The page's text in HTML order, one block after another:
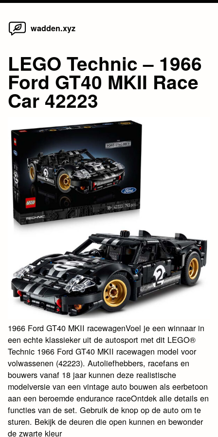
Skip
wadden.xyz
LEGO Technic – 1966
Ford GT40 MKII Race
Car 42223
1966 Ford GT40 MKII racewagenVoel je een winnaar in
een echte klassieker uit de autosport met dit LEGO®
Technic 1966 Ford GT40 MKII racewagen model voor
volwassenen (42223). Autoliefhebbers, racefans en
bouwers vanaf 18 jaar kunnen deze realistische
modelversie van een vintage auto bouwen als eerbetoon
aan een beroemde endurance raceOntdek alle details en
functies van de set. Gebruik de knop op de auto om te
sturen. Bekijk de deuren die open kunnen en bewonder
de zwarte kleur